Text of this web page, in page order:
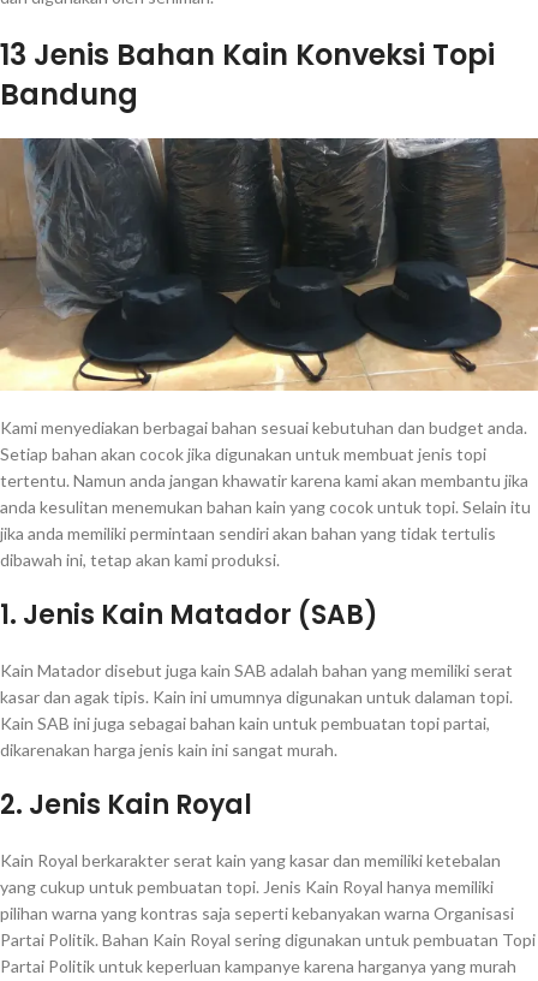
13 Jenis Bahan Kain Konveksi Topi
Bandung
Kami menyediakan berbagai bahan sesuai kebutuhan dan budget anda.
Setiap bahan akan cocok jika digunakan untuk membuat jenis topi
tertentu. Namun anda jangan khawatir karena kami akan membantu jika
anda kesulitan menemukan bahan kain yang cocok untuk topi. Selain itu
jika anda memiliki permintaan sendiri akan bahan yang tidak tertulis
dibawah ini, tetap akan kami produksi.
1. Jenis Kain Matador (SAB)
Kain Matador disebut juga kain SAB adalah bahan yang memiliki serat
kasar dan agak tipis. Kain ini umumnya digunakan untuk dalaman topi.
Kain SAB ini juga sebagai bahan kain untuk pembuatan topi partai,
dikarenakan harga jenis kain ini sangat murah.
2. Jenis Kain Royal
Kain Royal berkarakter serat kain yang kasar dan memiliki ketebalan
yang cukup untuk pembuatan topi. Jenis Kain Royal hanya memiliki
pilihan warna yang kontras saja seperti kebanyakan warna Organisasi
Partai Politik. Bahan Kain Royal sering digunakan untuk pembuatan Topi
Partai Politik untuk keperluan kampanye karena harganya yang murah